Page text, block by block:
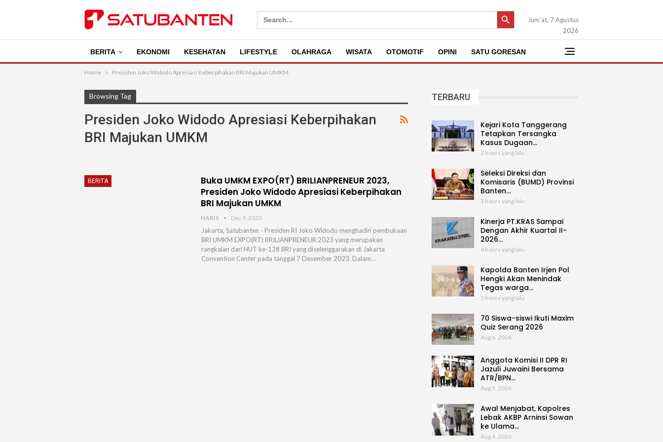
Search
for:
SEARCH BUTTON
Jum'at, 7 Agustus
2026
BERITA EKONOMI KESEHATAN LIFESTYLE OLAHRAGA WISATA OTOMOTIF OPINI SATU GORESAN
Home Presiden Joko Widodo Apresiasi Keberpihakan BRI Majukan UMKM
Browsing Tag
Presiden Joko Widodo Apresiasi Keberpihakan
BRI Majukan UMKM
BERITA
Buka UMKM EXPO(RT) BRILIANPRENEUR 2023,
Presiden Joko Widodo Apresiasi Keberpihakan
BRI Majukan UMKM
HARIS Dec 9, 2023
Jakarta, Satubanten - Presiden RI Joko Widodo menghadiri pembukaan
BRI UMKM EXPO(RT) BRILIANPRENEUR 2023 yang merupakan
rangkaian dari HUT ke-128 BRI yang diselenggarakan di Jakarta
Convention Center pada tanggal 7 Desember 2023. Dalam…
TERBARU
Kejari Kota Tanggerang
Tetapkan Tersangka
Kasus Dugaan…
2 hours yang lalu
Seleksi Direksi dan
Komisaris (BUMD) Provinsi
Banten…
3 hours yang lalu
Kinerja PT.KRAS Sampai
Dengan Akhir Kuartal II-
2026…
4 hours yang lalu
Kapolda Banten Irjen Pol
Hengki Akan Menindak
Tegas warga…
5 hours yang lalu
70 Siswa-siswi Ikuti Maxim
Quiz Serang 2026
Aug 6, 2026
Anggota Komisi II DPR RI
Jazuli Juwaini Bersama
ATR/BPN…
Aug 5, 2026
Awal Menjabat, Kapolres
Lebak AKBP Arninsi Sowan
ke Ulama…
Aug 4, 2026